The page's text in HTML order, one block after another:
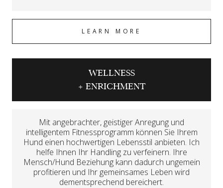
LEARN MORE
WELLNESS
+ ENRICHMENT
Mit angebrachter, geistiger Anregung und
intelligentem Fitnessprogramm können Sie Ihrem
Hund einen hochwertigen Lebensstil anbieten. Ich
helfe Ihnen Ihr Handling zu verfeinern. Ihre
Mensch/Hund Beziehung kann dadurch ungemein
profitieren und Ihr gemeinsames Leben wird
dementsprechend bereichert.